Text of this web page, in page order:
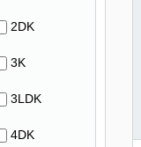
2DK
3K
3LDK
4DK